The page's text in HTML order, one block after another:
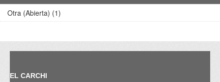
Otra (Abierta) (1)
EL CARCHI